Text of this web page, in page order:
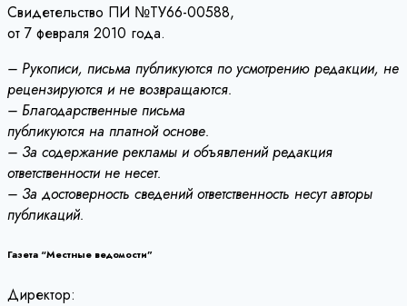
Свидетельство ПИ №ТУ66-00588,
от 7 февраля 2010 года.
– Рукописи, письма публикуются по усмотрению редакции, не
рецензируются и не возвращаются.
– Благодарственные письма
публикуются на платной основе.
– За содержание рекламы и объявлений редакция
ответственности не несет.
– За достоверность сведений ответственность несут авторы
публикаций.
Газета “Местные ведомости”
Директор: